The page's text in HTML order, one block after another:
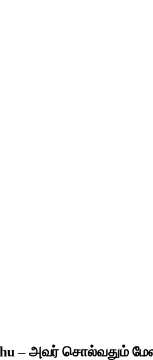
– அவர் சொல்வதும்